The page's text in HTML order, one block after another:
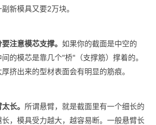
新模具又要2万块。
注意模芯支撑。 如果你的截面是中空的
间的模芯是靠几个"桥"（支撑筋）撑着的。
挤出来的型材表面会有明显的筋痕。
长。 所谓悬臂，就是截面里有一个细长的
，模具受力越大，越容易断。一般悬臂长